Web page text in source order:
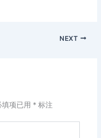
NEXT
填项已用 * 标注